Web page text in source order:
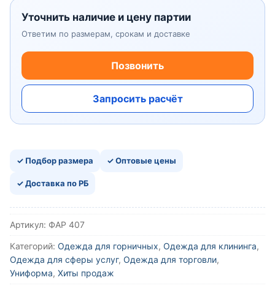
Уточнить наличие и цену партии
Ответим по размерам, срокам и доставке
Позвонить
Запросить расчёт
✓ Подбор размера ✓ Оптовые цены
✓ Доставка по РБ
Артикул: ФАР 407
Категорий: Одежда для горничных, Одежда для клининга,
Одежда для сферы услуг, Одежда для торговли,
Униформа, Хиты продаж